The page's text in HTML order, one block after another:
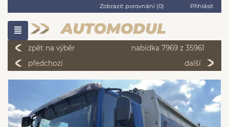
Zobrazit porovnání (0) Přihlásit
zpět na výběr
nabídka 7969 z 35961
předchozí
další